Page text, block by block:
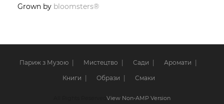
Grown by bloomsters®
Париж з Музою Мистецтво Сади Аромати
Книги Образи Смаки
View Non-AMP Version